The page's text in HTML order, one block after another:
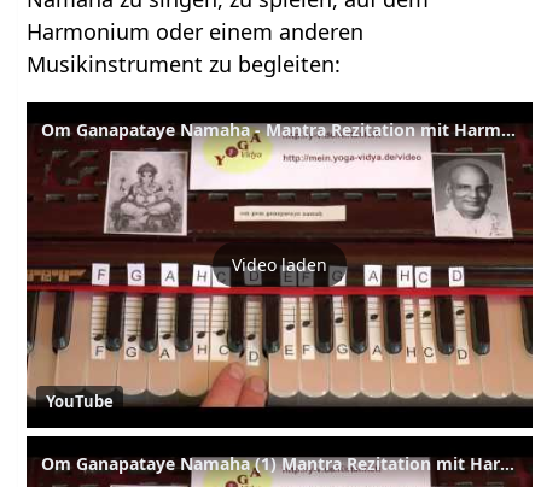
Harmonium oder einem anderen
Musikinstrument zu begleiten:
Om Ganapataye Namaha - Mantra Rezitation mit Harmonium und Noten V2 ni
Video laden
YouTube
Om Ganapataye Namaha (1) Mantra Rezitation mit Harmonium und Noten V1 ho